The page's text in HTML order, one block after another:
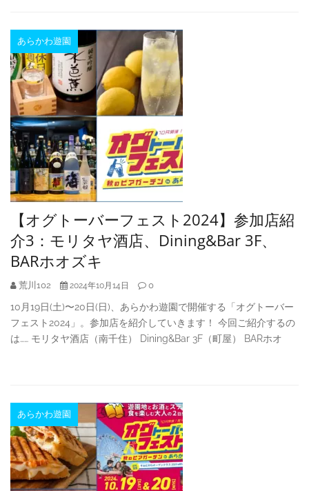
あらかわ遊園
【オグトーバーフェスト2024】参加店紹
介3：モリタヤ酒店、Dining&Bar 3F、
BARホオズキ
荒川102 2024年10月14日 0
10月19日(土)〜20日(日)、あらかわ遊園で開催する「オグトーバー
フェスト2024」。参加店を紹介していきます！ 今回ご紹介するの
は…… モリタヤ酒店（南千住） Dining&Bar 3F（町屋） BARホオ
あらかわ遊園